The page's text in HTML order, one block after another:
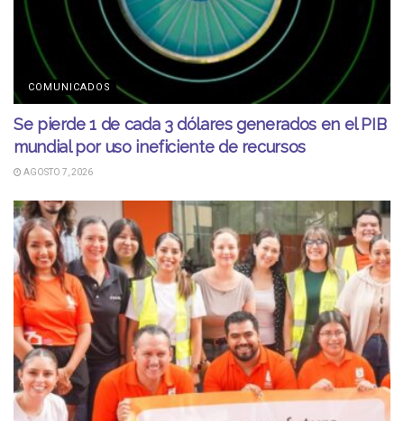
COMUNICADOS
Se pierde 1 de cada 3 dólares generados en el PIB
mundial por uso ineficiente de recursos
AGOSTO 7, 2026